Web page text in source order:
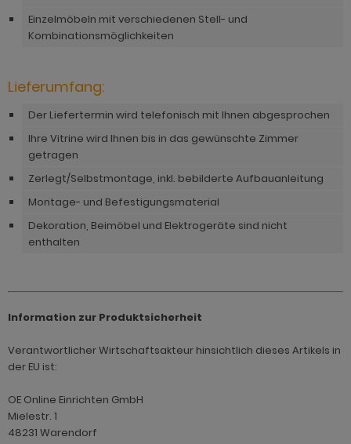
Einzelmöbeln mit verschiedenen Stell- und
Kombinationsmöglichkeiten
Lieferumfang:
Der Liefertermin wird telefonisch mit Ihnen abgesprochen
Ihre Vitrine wird Ihnen bis in das gewünschte Zimmer
getragen
Zerlegt/Selbstmontage, inkl. bebilderte Aufbauanleitung
Montage- und Befestigungsmaterial
Dekoration, Beimöbel und Elektrogeräte sind nicht
enthalten
Information zur Produktsicherheit
Verantwortlicher Wirtschaftsakteur hinsichtlich dieses Artikels in
der EU ist:
OE Online Einrichten GmbH
Mielestr. 1
48231 Warendorf
Ronson
Scandik
Sena
Sentra
Seyne
Starlet
Stove Old Style hell
Sunroof
Tomaso
Ward
Romina
Ronin Esche
Rooky weiß
Rovola
Rubin weiß
Scandik
Seyne
Stove weiß Pinie
Stream
Sumatra